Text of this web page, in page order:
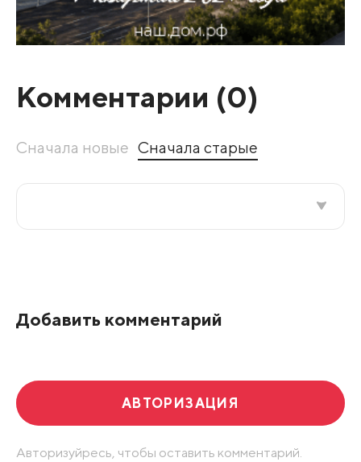
Комментарии (0)
Сначала новые Сначала старые
Добавить комментарий
АВТОРИЗАЦИЯ
Авторизуйресь, чтобы оставить комментарий.